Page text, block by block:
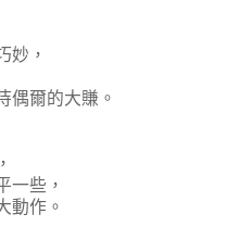
妙，
偶爾的大賺 。
一些，
動作。